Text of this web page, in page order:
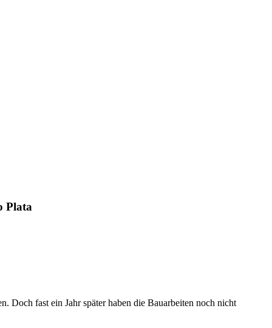
Plata
Doch fast ein Jahr später haben die Bauarbeiten noch nicht